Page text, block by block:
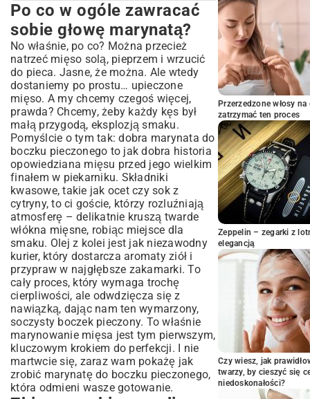
Po co w ogóle zawracać sobie głowę
marynatą?
Zbieramy ekipę, czyli co musi być w
dobrej marynacie
Kilka przepisów, które nigdy mnie nie
zawiodły
Powrót do korzeni, czyli klasyka z
czosnkiem i majerankiem
Coś dla fanów słodko-ostrych klimatów
Dla tych co lubią z pazurem: dym i ogień
Egzotyczna wycieczka bez ruszania się z
kuchni
Jak się do tego zabrać, żeby nic nie
zepsuć?
Sekrety pieczenia, czyli jak nie zrobić
podeszwy
Misja: chrupiąca skórka. Jak wygrać tę
walkę?
Z czym to podać?
Odpowiadam na wasze pytania
Po co w ogóle zawracać
sobie głowę marynatą?
No właśnie, po co? Można przecież
natrzeć mięso solą, pieprzem i wrzucić
do pieca. Jasne, że można. Ale wtedy
dostaniemy po prostu… upieczone
mięso. A my chcemy czegoś więcej,
prawda? Chcemy, żeby każdy kęs był
małą przygodą, eksplozją smaku.
Pomyślcie o tym tak: dobra marynata do
boczku pieczonego to jak dobra historia
opowiedziana mięsu przed jego wielkim
finałem w piekarniku. Składniki
kwasowe, takie jak ocet czy sok z
cytryny, to ci goście, którzy rozluźniają
atmosferę – delikatnie kruszą twarde
włókna mięsne, robiąc miejsce dla
smaku. Olej z kolei jest jak niezawodny
kurier, który dostarcza aromaty ziół i
przypraw w najgłębsze zakamarki. To
cały proces, który wymaga trochę
cierpliwości, ale odwdzięcza się z
nawiązką, dając nam ten wymarzony,
soczysty boczek pieczony. To właśnie
marynowanie mięsa jest tym pierwszym,
kluczowym krokiem do perfekcji. I nie
martwcie się, zaraz wam pokażę jak
zrobić marynatę do boczku pieczonego,
która odmieni wasze gotowanie.
Przerzedzone włosy
zatrzymać ten proces
Zeppelin – zegarki z
elegancją
Czy wiesz, jak
twarzy, by cieszyć się
niedoskonałości?